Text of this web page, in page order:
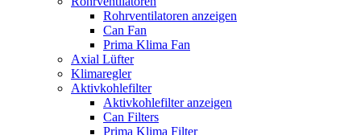
Rohrventilatoren anzeigen
Can Fan
Prima Klima Fan
Axial Lüfter
Klimaregler
Aktivkohlefilter
Aktivkohlefilter anzeigen
Can Filters
Prima Klima Filter